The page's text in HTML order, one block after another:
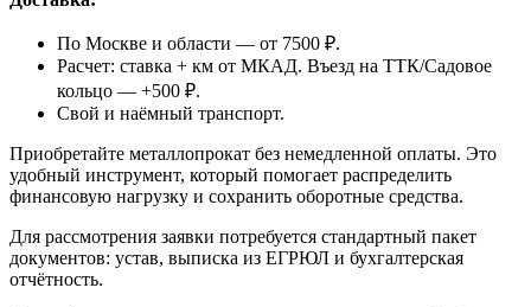
По Москве и области — от 7500 ₽.
Расчет: ставка + км от МКАД. Въезд на ТТК/Садовое
кольцо — +500 ₽.
Свой и наёмный транспорт.
Приобретайте металлопрокат без немедленной оплаты. Это
удобный инструмент, который помогает распределить
финансовую нагрузку и сохранить оборотные средства.
Для рассмотрения заявки потребуется стандартный пакет
документов: устав, выписка из ЕГРЮЛ и бухгалтерская
отчётность.